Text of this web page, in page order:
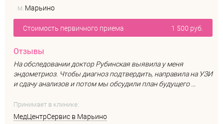
м. Марьино
Стоимость первичного приема 1 500 руб.
Отзывы
На обследовании доктор Рубинская выявила у меня
эндометриоз. Чтобы диагноз подтвердить, направила на УЗИ
и сдачу анализов и потом мы обсудили план будущего ...
Принимает в клинике:
МедЦентрСервис в Марьино